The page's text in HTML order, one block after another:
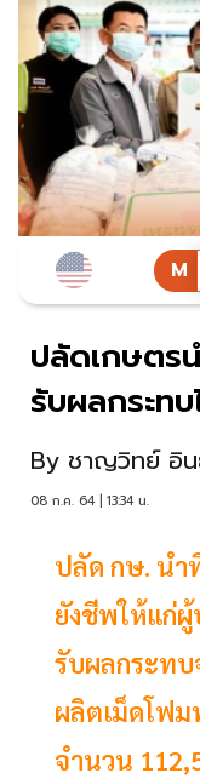
ปลัดเกษตร
รับผลกระท
By ชาญวิทย์ อิ
08 ก.ค. 64 | 13:34 น.
ปลัด กษ. นำ
ยังชีพให้แก่
รับผลกระทบ
ผลิตเม็ดโฟ
จำนวน